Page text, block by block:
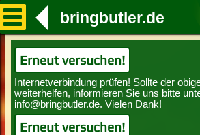
bringbutler.de
Erneut versuchen!
Erneut versuchen!